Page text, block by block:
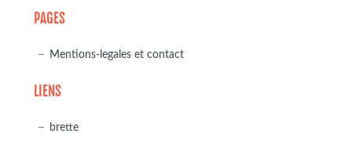
PAGES
Mentions-legales et contact
LIENS
brette